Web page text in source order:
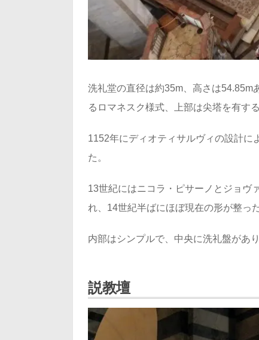
洗礼堂の直径は約35m、高さは54.85m
るロマネスク様式、上部は尖塔を有す
1152年にディオティサルヴィの設計に
た。
13世紀にはニコラ・ピサーノとジョヴ
れ、14世紀半ばにほぼ現在の形が整っ
内部はシンプルで、中央に洗礼盤があ
説教壇